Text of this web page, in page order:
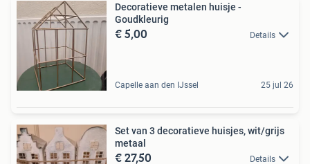
Decoratieve metalen huisje -
Goudkleurig
€ 5,00 Details
Capelle aan den IJssel 25 jul 26
Set van 3 decoratieve huisjes, wit/grijs
metaal
€ 27,50 Details